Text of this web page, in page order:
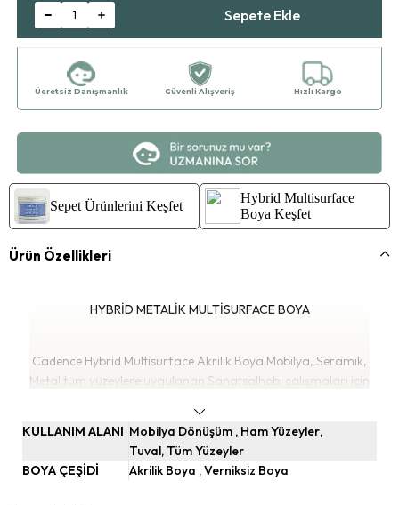
Ücretsiz Danışmanlık Güvenli Alışveriş Hızlı Kargo
Sepet Ürünlerini Keşfet
Hybrid Multisurface
Boya Keşfet
Ürün Özellikleri
HYBRİD METALİK MULTİSURFACE BOYA
Cadence Hybrid Multisurface Akrilik Boya Mobilya, Seramik,
Metal tüm yüzeylere uygulanan Sanatsalhobi çalışmaları için
akrilik boyadır.
Craft sektü için özel formüle edilmiş tüm yüzeylere rahatlıkla

KULLANIM ALANI Mobilya Dönüşüm Ham Yüzeyler
Tuval Tüm Yüzeyler
BOYA ÇEŞİDİ
Akrilik Boya Verniksiz Boya